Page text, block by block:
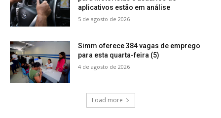
aplicativos estão em análise
5 de agosto de 2026
Simm oferece 384 vagas de emprego
para esta quarta-feira (5)
4 de agosto de 2026
Load more